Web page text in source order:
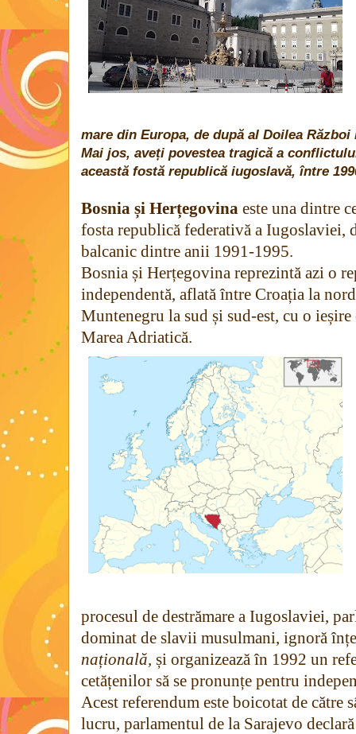
mare din Europa, de după al Doilea Război
Mai jos, aveți povestea tragică a
această fostă republică iugoslavă, între
Bosnia și Herțegovina este una dintre
fosta republică federativă a Iugoslaviei,
balcanic dintre anii 1991-1995.
Bosnia și Herțegovina reprezintă azi o
independentă, aflată între Croația la
Muntenegru la sud și sud-est, cu o
Marea Adriatică.
procesul de destrămare a Iugoslaviei,
dominat de slavii musulmani, ignoră
națională, și organizează în 1992 un
cetățenilor să se pronunțe pentru
Acest referendum este boicotat de către
lucru, parlamentul de la Sarajevo